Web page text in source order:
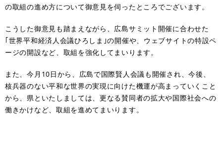
の取組の進め方について御意見を伺ったところでございます。
こうした御意見も踏まえながら、広島サミット開催に合わせた
｢世界平和経済人会議ひろしま｣の開催や、ウェブサイトの特設ペ
ージの開設など、取組を強化してまいります。
また、今月10日から、広島で国際賢人会議も開催され、今後、
核兵器のない平和な世界の実現に向けた機運が高まっていくこと
から、県といたしましては、更なる賛同者の拡大や国際社会への
働きかけなど、取組を進めてまいります。